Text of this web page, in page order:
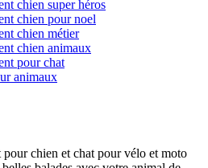
chien super héros
chien pour noel
chien métier
chien animaux
pour chat
animaux
pour chien et chat pour vélo et moto